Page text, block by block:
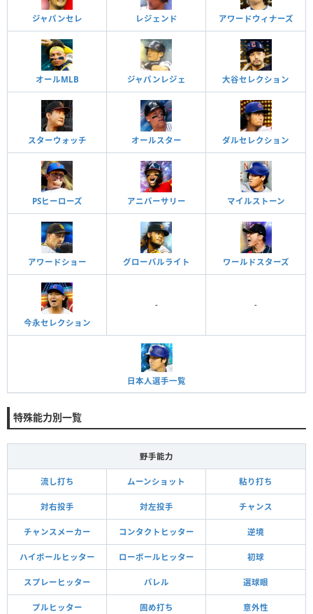
ジャパンセレ レジェンド アワードウィナーズ
オールMLB ジャパンレジェ 大谷セレクション
スターウォッチ オールスター ダルセレクション
PSヒーローズ アニバーサリー マイルストーン
アワードショー グローバルライト ワールドスターズ
今永セレクション
- -
日本人選手一覧
特殊能力別一覧
野手能力
流し打ち ムーンショット 粘り打ち
対右投手 対左投手 チャンス
チャンスメーカー コンタクトヒッター 逆境
ハイボールヒッター ローボールヒッター 初球
スプレーヒッター バレル 選球眼
プルヒッター 固め打ち 意外性